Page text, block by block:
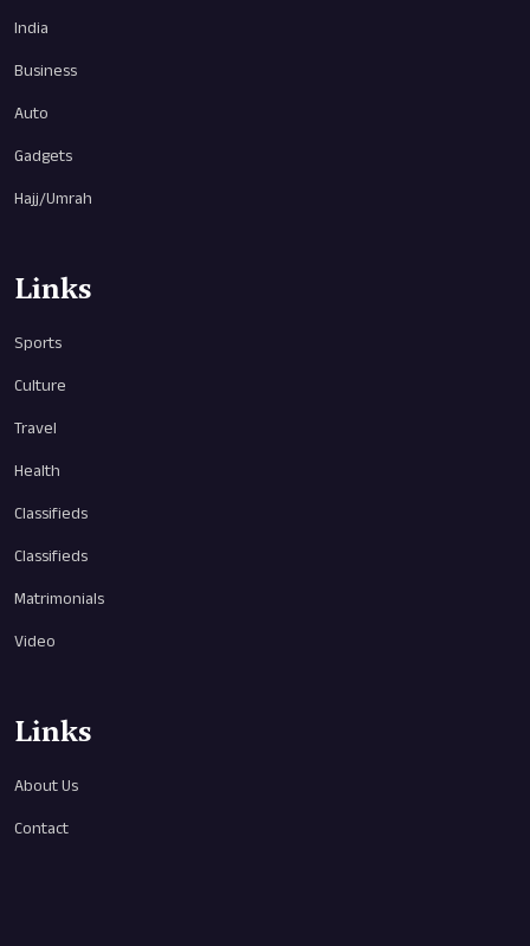
India
Business
Auto
Gadgets
Hajj/Umrah
Links
Sports
Culture
Travel
Health
Classifieds
Classifieds
Matrimonials
Video
Links
About Us
Contact